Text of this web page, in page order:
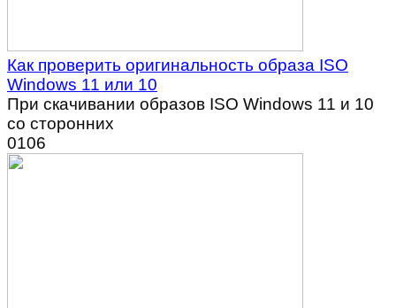
Как проверить оригинальность образа ISO
Windows 11 или 10
При скачивании образов ISO Windows 11 и 10
со сторонних
0106